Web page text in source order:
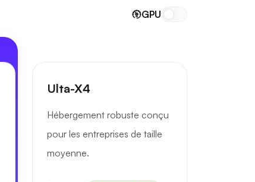
GPU
Ulta-X4
Hébergement robuste conçu
pour les entreprises de taille
moyenne.